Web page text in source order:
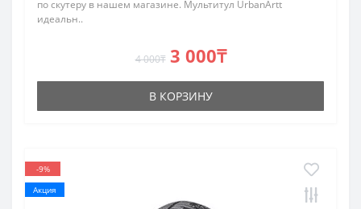
по скутеру в нашем магазине. Мультитул UrbanArtt
идеальн..
4 000₸ 3 000₸
В КОРЗИНУ
-9%
Акция